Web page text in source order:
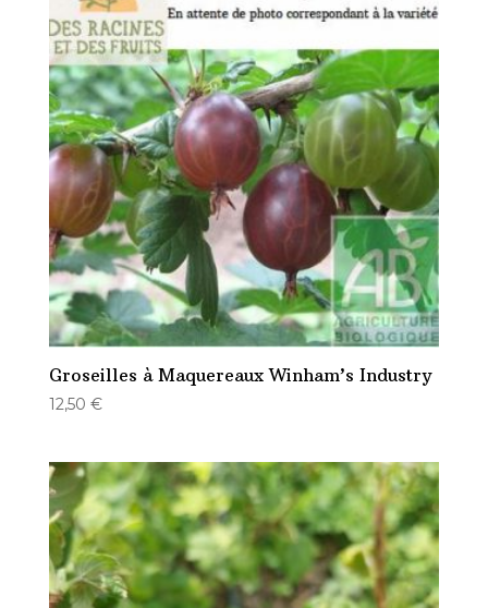
Groseilles à Maquereaux Winham’s Industry
12,50 €